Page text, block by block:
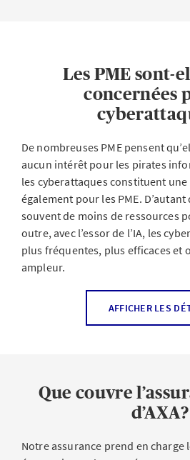
Les PME sont-
concernées
De nombreuses PME pensent
aucun intérêt pour les pirates
les cyberattaques constituent une
également pour les PME.
souvent de moins de ressources
outre, avec l’essor de l’IA, les
plus fréquentes, plus efficaces et
ampleur.
L’erreur qui consiste à croire que
trop petite et pas suffisamment
entraîner des pertes financières à
additionne les frais liés à la
du sinistre peut facilement tripler.
AFFICHER LES
Que couvre
d’AXA?
Notre assurance prend en charge